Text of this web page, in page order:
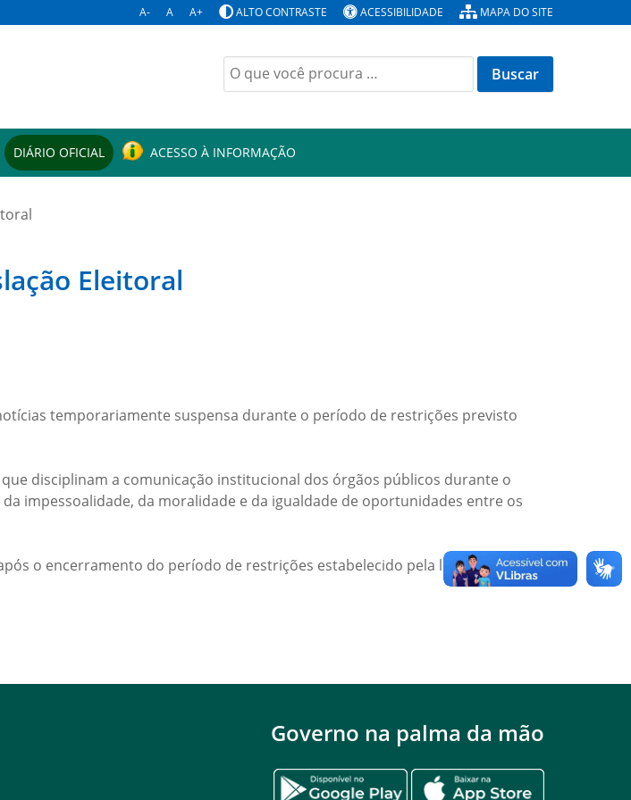
A- A A+ ALTO CONTRASTE ACESSIBILIDADE MAPA DO SITE
Buscar
por:
DIÁRIO OFICIAL ACESSO À INFORMAÇÃO
Eleitoral
temporariamente suspensa durante o período de restrições previsto
disciplinam a comunicação institucional dos órgãos públicos durante o
impessoalidade, da moralidade e da igualdade de oportunidades entre os
o encerramento do período de restrições estabelecido pela legislação
Governo na palma da mão